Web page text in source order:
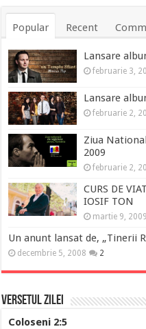
Popular Recent
Lansare
februarie 3,
Lansare
februarie 2,
Ziua
2009
februarie 2,
CURS DE
IOSIF TON
martie 9, 2009
Un anunt lansat de, „Tinerii
decembrie 5, 2008 2
Versetul Zilei
Coloseni 2:5